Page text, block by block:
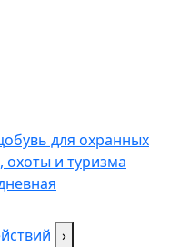
для охранных
охоты и туризма
›